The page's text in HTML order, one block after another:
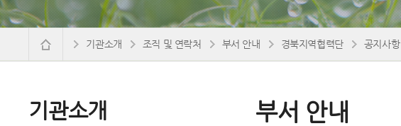
기관소개
기관소개 조직 및 연락처 부서 안내 경북지역협력단 공지사항
부서 안내